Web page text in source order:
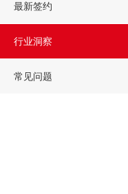
最新签约
行业洞察
常见问题